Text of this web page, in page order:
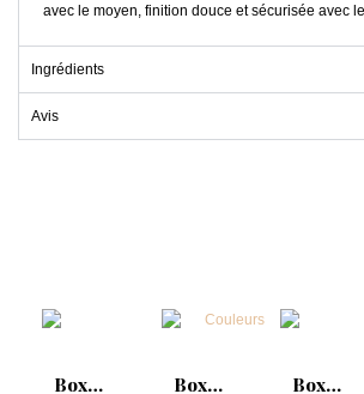
avec le moyen, finition douce et sécurisée avec
Ingrédients
Avis
Box
Box
Box